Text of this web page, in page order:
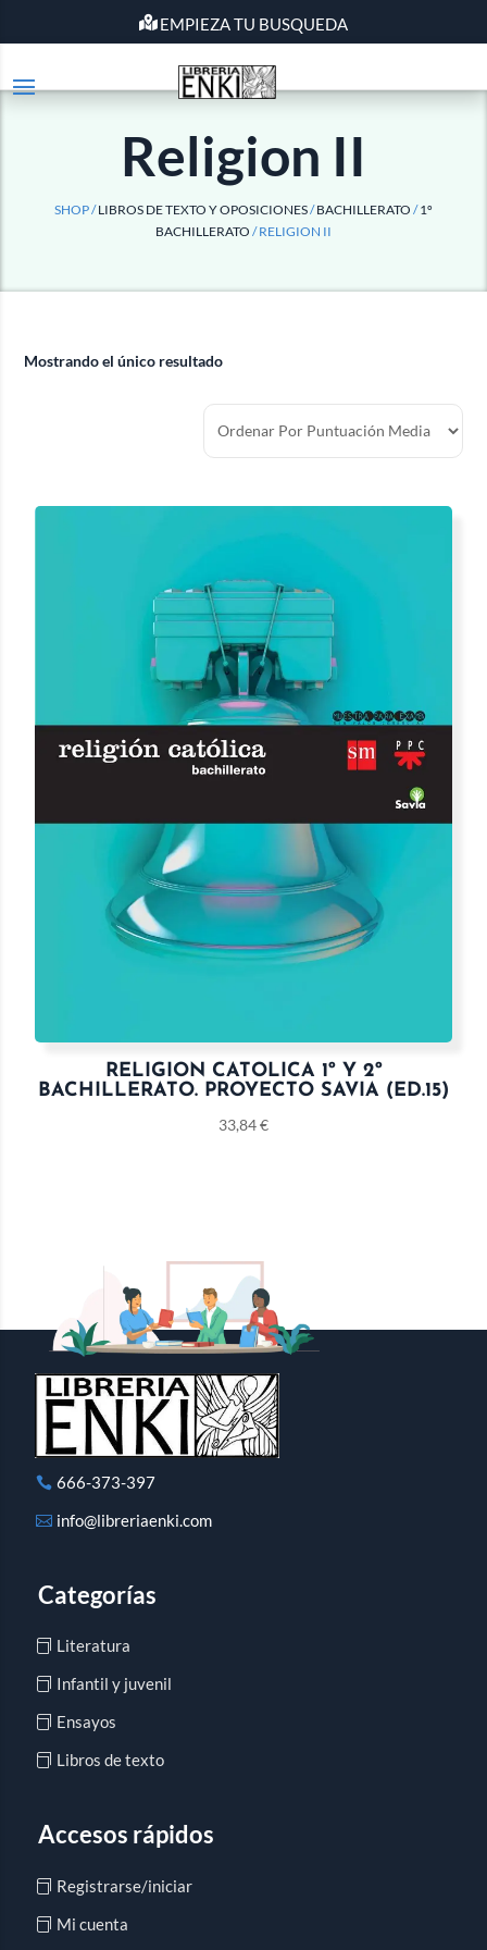
EMPIEZA TU BUSQUEDA
Religion II
SHOP /LIBROS DE TEXTO Y OPOSICIONES/BACHILLERATO /1º
BACHILLERATO / RELIGION II
Mostrando el único resultado
RELIGION CATOLICA 1º Y 2º
BACHILLERATO. PROYECTO SAVIA (ED.15)
33,84€
666-373-397
info@libreriaenki.com
Categorías
Literatura
Infantil y juvenil
Ensayos
Libros de texto
Accesos rápidos
Registrarse/iniciar
Mi cuenta